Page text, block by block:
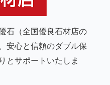
石（全国優良石材店の
安心と信頼のダブル保
とサポートいたしま